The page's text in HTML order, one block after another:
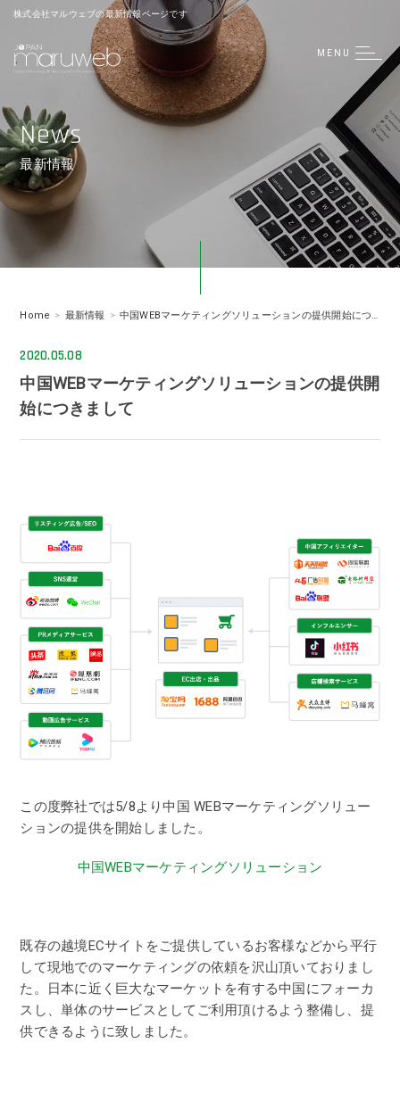
株式会社マルウェブの最新情報ページです
MENU
News
最新情報
Home 最新情報 中国WEBマーケティングソリューションの提供開始につきまして
2020.05.08
中国WEBマーケティングソリューションの提供開
始につきまして
この度弊社では5/8より中国 WEBマーケティングソリュー
ションの提供を開始しました。
中国WEBマーケティングソリューション
既存の越境ECサイトをご提供しているお客様などから平行
して現地でのマーケティングの依頼を沢山頂いておりまし
た。日本に近く巨大なマーケットを有する中国にフォーカ
スし、単体のサービスとしてご利用頂けるよう整備し、提
供できるように致しました。